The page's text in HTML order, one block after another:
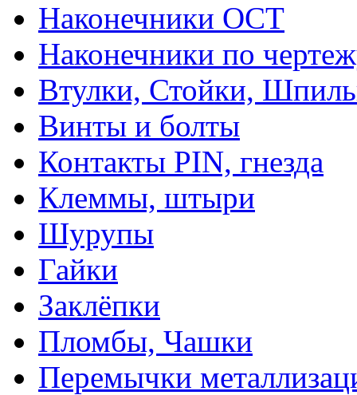
Наконечники ОСТ
Наконечники по
Втулки, Стойки,
Винты и болты
Контакты PIN, гнезда
Клеммы, штыри
Шурупы
Гайки
Заклёпки
Пломбы, Чашки
Перемычки